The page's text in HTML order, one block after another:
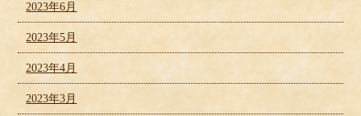
2023年6月
2023年5月
2023年4月
2023年3月